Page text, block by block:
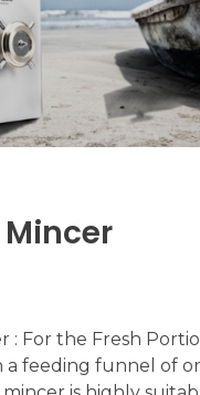
: For the Fresh
a feeding funnel of